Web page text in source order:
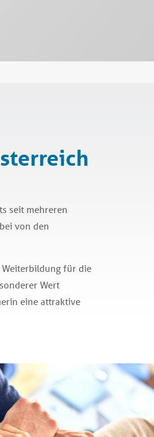
seit mehreren
von den
für die
Wert
eine attraktive